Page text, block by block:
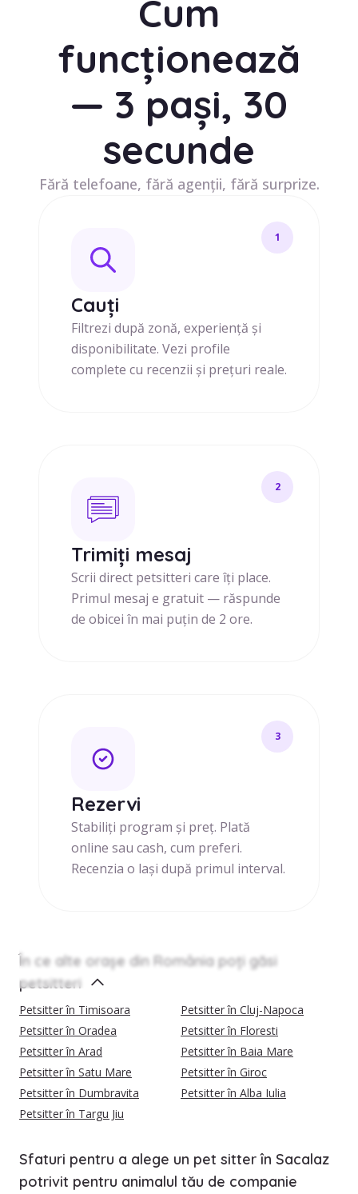
Cum
funcționează
— 3 pași, 30
secunde
Fără telefoane, fără agenții, fără surprize.
1
Cauți
Filtrezi după zonă, experiență și
disponibilitate. Vezi profile
complete cu recenzii și prețuri reale.
2
Trimiți mesaj
Scrii direct petsitteri care îți place.
Primul mesaj e gratuit — răspunde
de obicei în mai puțin de 2 ore.
3
Rezervi
Stabiliți program și preț. Plată
online sau cash, cum preferi.
Recenzia o lași după primul interval.
În ce alte orașe din România poți găsi
petsitteri
Petsitter în Timisoara
Petsitter în Cluj-Napoca
Petsitter în Oradea
Petsitter în Floresti
Petsitter în Arad
Petsitter în Baia Mare
Petsitter în Satu Mare
Petsitter în Giroc
Petsitter în Dumbravita
Petsitter în Alba Iulia
Petsitter în Targu Jiu
Sfaturi pentru a alege un pet sitter în Sacalaz
potrivit pentru animalul tău de companie